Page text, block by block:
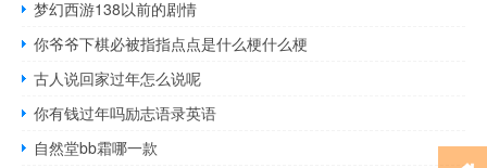
梦幻西游138以前的剧情
你爷爷下棋必被指指点点是什么梗什么梗
古人说回家过年怎么说呢
你有钱过年吗励志语录英语
自然堂bb霜哪一款